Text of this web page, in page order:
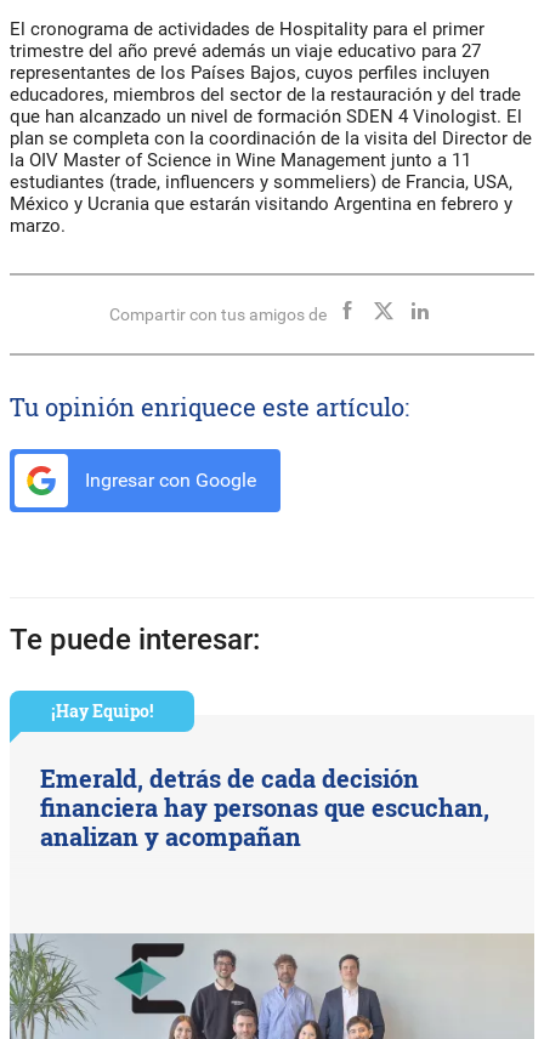
El cronograma de actividades de Hospitality para el primer
trimestre del año prevé además un viaje educativo para 27
representantes de los Países Bajos, cuyos perfiles incluyen
educadores, miembros del sector de la restauración y del trade
que han alcanzado un nivel de formación SDEN 4 Vinologist. El
plan se completa con la coordinación de la visita del Director de
la OIV Master of Science in Wine Management junto a 11
estudiantes (trade, influencers y sommeliers) de Francia, USA,
México y Ucrania que estarán visitando Argentina en febrero y
marzo.
Compartir con tus amigos de
Tu opinión enriquece este artículo:
Ingresar con Google
Te puede interesar:
¡Hay Equipo!
Emerald, detrás de cada decisión
financiera hay personas que escuchan,
analizan y acompañan